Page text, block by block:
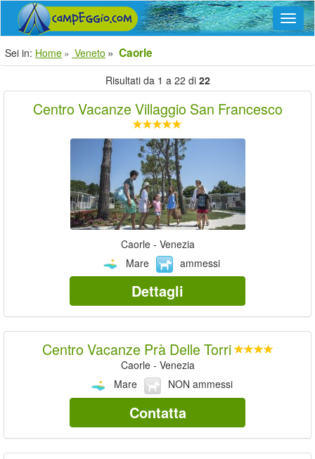
Sei in: Home Veneto Caorle
Risultati da 1 a 22 di 22
Centro Vacanze Villaggio San Francesco
Caorle - Venezia
Mare
ammessi
Dettagli
Centro Vacanze Prà Delle Torri
Caorle - Venezia
Mare
NON ammessi
Contatta